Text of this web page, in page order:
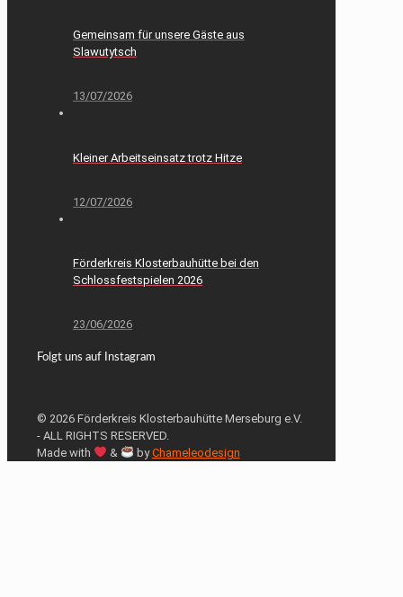
Gemeinsam für unsere Gäste aus
Slawutytsch
13/07/2026
Kleiner Arbeitseinsatz trotz Hitze
12/07/2026
Förderkreis Klosterbauhütte bei den
Schlossfestspielen 2026
23/06/2026
Folgt uns auf Instagram
© 2026 Förderkreis Klosterbauhütte Merseburg e.V.
- ALL RIGHTS RESERVED.
Made with
& byChameleodesign